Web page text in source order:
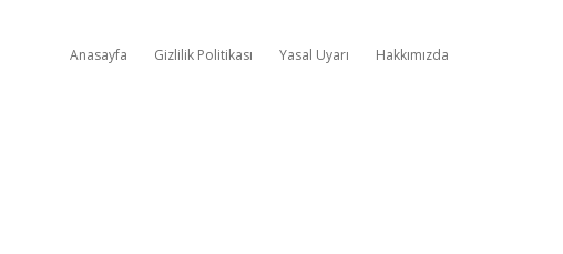
Anasayfa Gizlilik Politikası Yasal Uyarı Hakkımızda